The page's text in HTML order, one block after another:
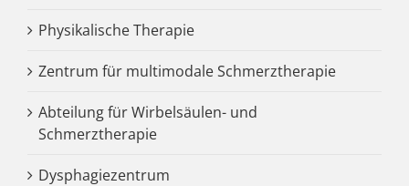
Physikalische Therapie
Zentrum für multimodale Schmerztherapie
Abteilung für Wirbelsäulen- und
Schmerztherapie
Dysphagiezentrum